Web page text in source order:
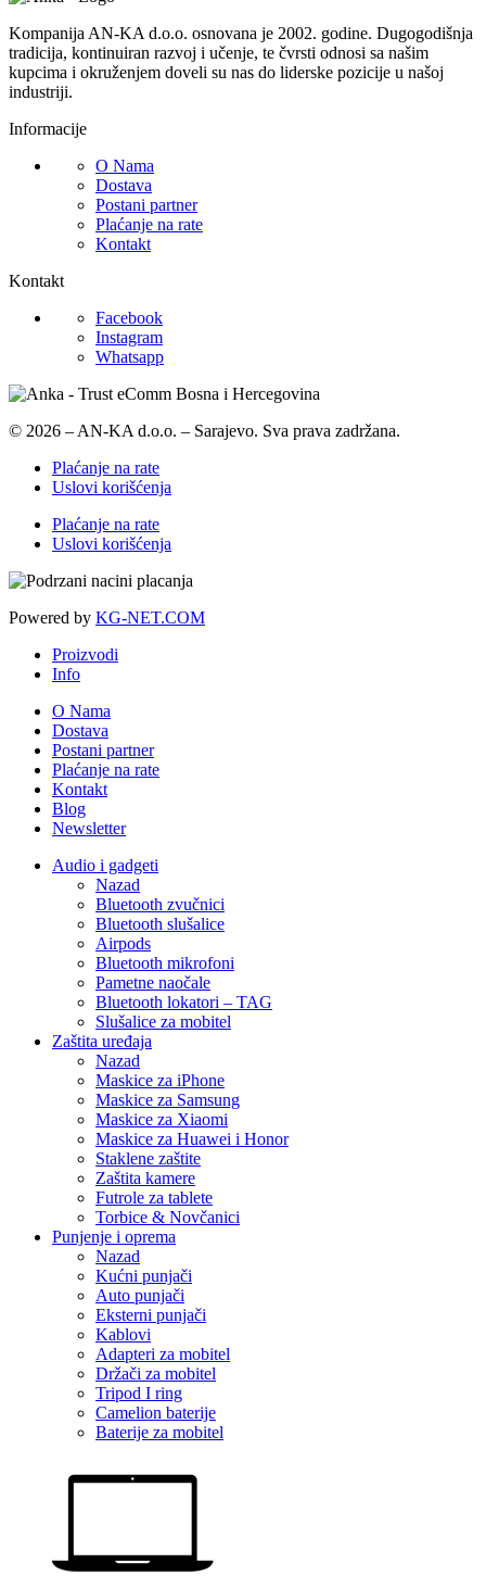
Kompanija AN-KA d.o.o. osnovana je 2002. godine. Dugogodišnja
tradicija, kontinuiran razvoj i učenje, te čvrsti odnosi sa našim
kupcima i okruženjem doveli su nas do liderske pozicije u našoj
industriji.
Informacije
O Nama
Dostava
Postani partner
Plaćanje na rate
Kontakt
Kontakt
Facebook
Instagram
Whatsapp
© 2026 – AN-KA d.o.o. – Sarajevo. Sva prava zadržana.
Plaćanje na rate
Uslovi korišćenja
Plaćanje na rate
Uslovi korišćenja
Powered by KG-NET.COM
Proizvodi
Info
O Nama
Dostava
Postani partner
Plaćanje na rate
Kontakt
Blog
Newsletter
Audio i gadgeti
Nazad
Bluetooth zvučnici
Bluetooth slušalice
Airpods
Bluetooth mikrofoni
Pametne naočale
Bluetooth lokatori – TAG
Slušalice za mobitel
Zaštita uređaja
Nazad
Maskice za iPhone
Maskice za Samsung
Maskice za Xiaomi
Maskice za Huawei i Honor
Staklene zaštite
Zaštita kamere
Futrole za tablete
Torbice & Novčanici
Punjenje i oprema
Nazad
Kućni punjači
Auto punjači
Eksterni punjači
Kablovi
Adapteri za mobitel
Držači za mobitel
Tripod I ring
Camelion baterije
Baterije za mobitel